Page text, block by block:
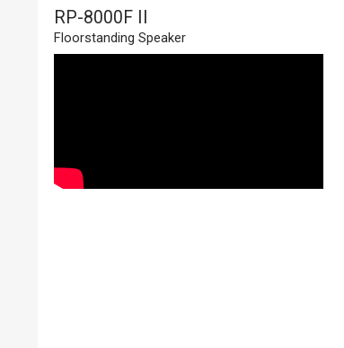
RP-8000F II
Floorstanding Speaker